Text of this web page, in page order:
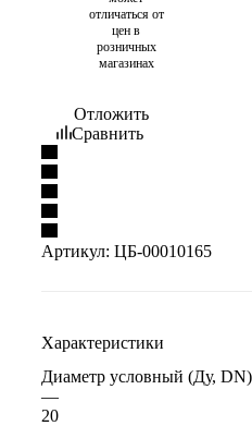
отличаться от
цен в
розничных
магазинах
Отложить
Сравнить
Артикул: ЦБ-00010165
Характеристики
Диаметр условный (Ду,
—
20